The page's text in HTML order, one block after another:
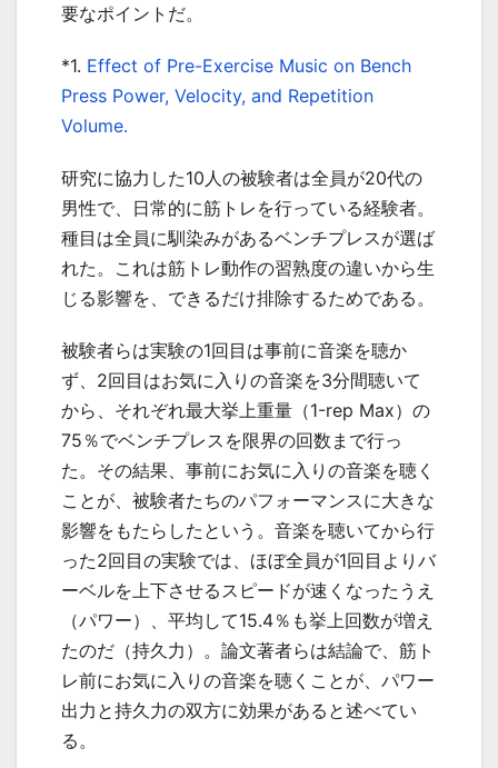
要なポイントだ。
*1. Effect of Pre-Exercise Music on Bench
Press Power, Velocity, and Repetition
Volume.
研究に協力した10 人の被験者は全員が20代の
男性で、日常的に筋トレを行っている経験者。
種目は全員に馴染みがあるベンチプレスが選ば
れた。これは筋トレ動作の習熟度の違いから生
じる影響を、できるだけ排除するためである。
被験者らは実験の1回目は事前に音楽を聴か
ず、 2回目はお気に入りの音楽を3分間聴いて
から、それぞれ最大挙上重量（1-rep Max）の
75 ％でベンチプレスを限界の回数まで行っ
た。その結果、事前にお気に入りの音楽を聴く
ことが、被験者たちのパフォーマンスに大きな
影響をもたらしたという。音楽を聴いてから行
った2回目の実験では、ほぼ全員が1回目よりバ
ーベルを上下させるスピードが速くなったうえ
（パワー）、平均して15.4％も挙上回数が増え
たのだ（持久力）。論文著者らは結論で、筋ト
レ前にお気に入りの音楽を聴くことが、パワー
出力と持久力の双方に効果があると述べてい
る。